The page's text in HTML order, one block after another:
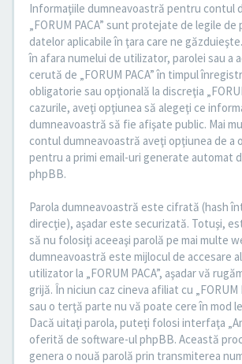
Informaţiile dumneavoastră pentru contul
„FORUM PACA” sunt protejate de legile
datelor aplicabile în ţara care ne
în afara numelui de utilizator, parolei sau a
cerută de „FORUM PACA” în timpul
obligatorie sau opţională la discreţia
cazurile, aveţi opţiunea să alegeţi ce
dumneavoastră să fie afişate public. Mai
contul dumneavoastră aveţi opţiunea de a
pentru a primi email-uri generate automat
phpBB.
Parola dumneavoastră este cifrată (hash
direcţie), aşadar este securizată. Totuşi,
să nu folosiţi aceeaşi parolă pe mai multe
dumneavoastră este mijlocul de accesare
utilizator la „FORUM PACA”, aşadar vă
grijă. În niciun caz cineva afiliat cu „FORUM
sau o terţă parte nu vă poate cere în mod
Dacă uitaţi parola, puteţi folosi interfaţa
oferită de software-ul phpBB. Această
genera o nouă parolă prin transmiterea